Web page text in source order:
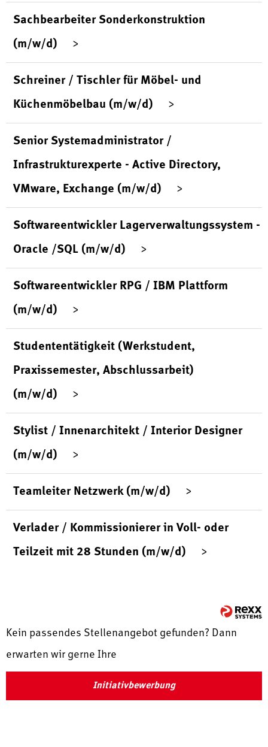
Sachbearbeiter Sonderkonstruktion
(m/w/d)
Schreiner / Tischler für Möbel- und
Küchenmöbelbau (m/w/d)
Senior Systemadministrator /
Infrastrukturexperte - Active Directory,
VMware, Exchange (m/w/d)
Softwareentwickler Lagerverwaltungssystem -
Oracle /SQL (m/w/d)
Softwareentwickler RPG / IBM Plattform
(m/w/d)
Studententätigkeit (Werkstudent,
Praxissemester, Abschlussarbeit)
(m/w/d)
Stylist / Innenarchitekt / Interior Designer
(m/w/d)
Teamleiter Netzwerk (m/w/d)
Verlader / Kommissionierer in Voll- oder
Teilzeit mit 28 Stunden (m/w/d)
Kein passendes Stellenangebot gefunden? Dann
erwarten wir gerne Ihre
Initiativbewerbung